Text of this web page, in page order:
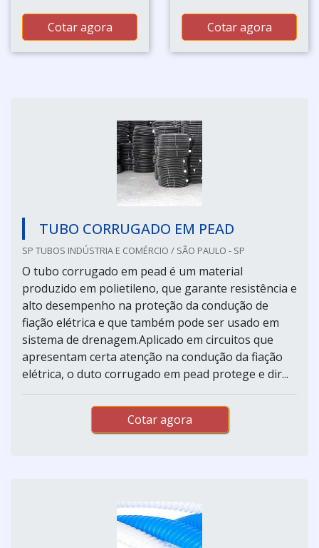
Cotar agora Cotar agora
TUBO CORRUGADO EM PEAD
SP TUBOS INDÚSTRIA E COMÉRCIO / SÃO PAULO - SP
O tubo corrugado em pead é um material
produzido em polietileno, que garante resistência e
alto desempenho na proteção da condução de
fiação elétrica e que também pode ser usado em
sistema de drenagem.Aplicado em circuitos que
apresentam certa atenção na condução da fiação
elétrica, o duto corrugado em pead protege e dir...
Cotar agora